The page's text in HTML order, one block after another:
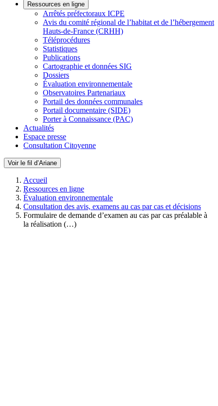
Ressources en ligne
Arrêtés préfectoraux ICPE
Avis du comité régional de l’habitat et de l’hébergement
Hauts-de-France (CRHH)
Téléprocédures
Statistiques
Publications
Cartographie et données SIG
Dossiers
Évaluation environnementale
Observatoires Partenariaux
Portail des données communales
Portail documentaire (SIDE)
Porter à Connaissance (PAC)
Actualités
Espace presse
Consultation Citoyenne
Voir le fil d’Ariane
Accueil
Ressources en ligne
Évaluation environnementale
Consultation des avis, examens au cas par cas et décisions
Formulaire de demande d’examen au cas par cas préalable à
la réalisation (…)